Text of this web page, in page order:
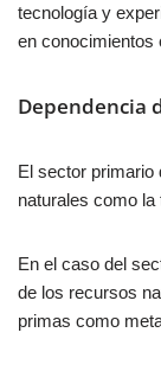
tecnología y
en conocimientos
Dependencia
El sector primario
naturales como
En el caso del
de los recursos
primas como